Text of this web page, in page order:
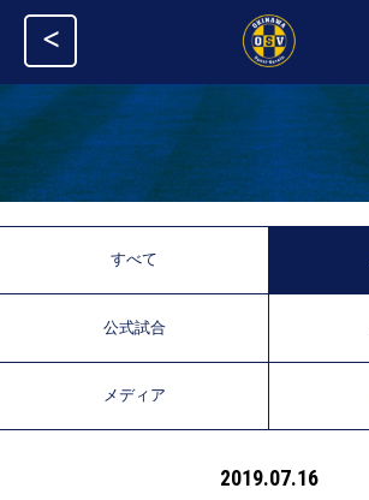
<
すべて
公式試合
メディア
2019.07.16